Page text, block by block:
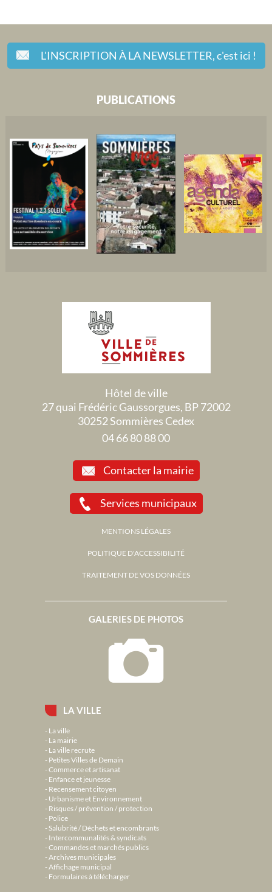
L'INSCRIPTION À LA NEWSLETTER,c'est ici !
LA VILLE
La ville
La mairie
La ville recrute
Petites Villes de Demain
Commerce et artisanat
Enfance et jeunesse
Recensement citoyen
Urbanisme et Environnement
Risques / prévention / protection
Police
Salubrité / Déchets et encombrants
Intercommunalités & syndicats
Commandes et marchés publics
Archives municipales
Affichage municipal
Formulaires à télécharger
GALERIES DE PHOTOS
PUBLICATIONS
Hôtel de ville
27 quai Frédéric Gaussorgues, BP 72002
30252 Sommières Cedex
04 66 80 88 00
Contacter la mairie
Services municipaux
MENTIONS LÉGALES
POLITIQUE D'ACCESSIBILITÉ
TRAITEMENT DE VOS DONNÉES